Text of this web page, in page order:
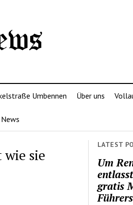
Umbennen Über uns
wie sie
LATEST
Um
gratis